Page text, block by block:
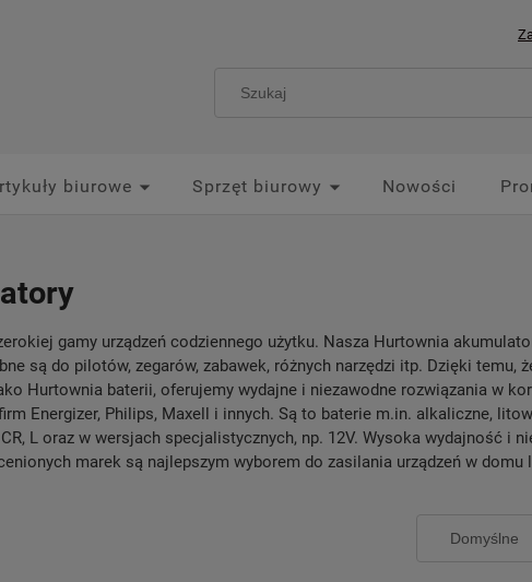
biurowe Sprzęt biurowy Nowości
gamy urządzeń codziennego użytku. Nasza Hurtownia
są do pilotów, zegarów, zabawek, różnych narzędzi itp. Dzięki temu,
Hurtownia baterii, oferujemy wydajne i niezawodne rozwiązania w
Energizer, Philips, Maxell i innych. Są to baterie m.in. alkaliczne,
L oraz w wersjach specjalistycznych, np. 12V. Wysoka wydajność i
marek są najlepszym wyborem do zasilania urządzeń w domu